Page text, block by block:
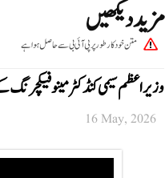
مزید دیکھیں
متن خودکار طور پر پی آئی بی سے حاصل ہوا ہے
وزیر اعظم سیمی کنڈکٹر
16 May, 2026